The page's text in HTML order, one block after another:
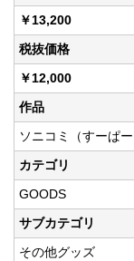
￥13,200
税抜価格
￥12,000
作品
ソニコミ（すーぱー
カテゴリ
GOODS
サブカテゴリ
その他グッズ